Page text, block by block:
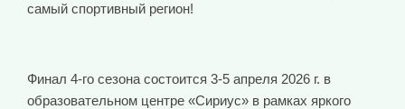
самый спортивный регион!
Финал 4-го сезона состоится 3-5 апреля 2026 г. в
образовательном центре «Сириус» в рамках яркого